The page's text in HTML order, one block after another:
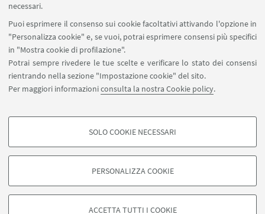
necessari.
Puoi esprimere il consenso sui cookie facoltativi attivando l'opzione in
"Personalizza cookie" e, se vuoi, potrai esprimere consensi più specifici
in "Mostra cookie di profilazione".
Potrai sempre rivedere le tue scelte e verificare lo stato dei consensi
rientrando nella sezione "Impostazione cookie" del sito.
Per maggiori informazioniconsulta la nostra Cookie policy.
COOKIE DI PROFILAZIONE - FACOLTATIVI
degli utenti, creare profili in base al loro comportamento sul sito, per analisi
di marketing.
SOLO COOKIE NECESSARI
PERSONALIZZA COOKIE
ACCETTA TUTTI I COOKIE
SEGUI UNIBO SU:
APP:
©Copyright 2026 - ALMA MATER STUDIORUM - Università di
Bologna - Via Zamboni, 33 - 40126 Bologna - PI: 01131710376 - CF:
80007010376
Privacy
Note legali
Informazioni sul sito e accessibilità
Impostazioni Cookie